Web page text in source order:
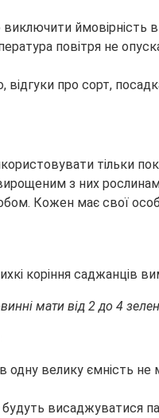
виключити
повітря не
тільки
з них
Кожен має свої
коріння саджанців
мати від 2 до 4
одну велику ємність
будуть